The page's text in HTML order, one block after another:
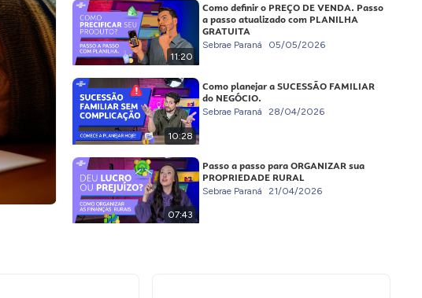
11:20
Como definir o PREÇO DE VENDA. Passo
a passo atualizado com PLANILHA
GRATUITA
Sebrae Paraná 05/05/2026
10:28
Como planejar a SUCESSÃO FAMILIAR
do NEGÓCIO.
Sebrae Paraná 28/04/2026
07:43
Passo a passo para ORGANIZAR sua
PROPRIEDADE RURAL
Sebrae Paraná 21/04/2026